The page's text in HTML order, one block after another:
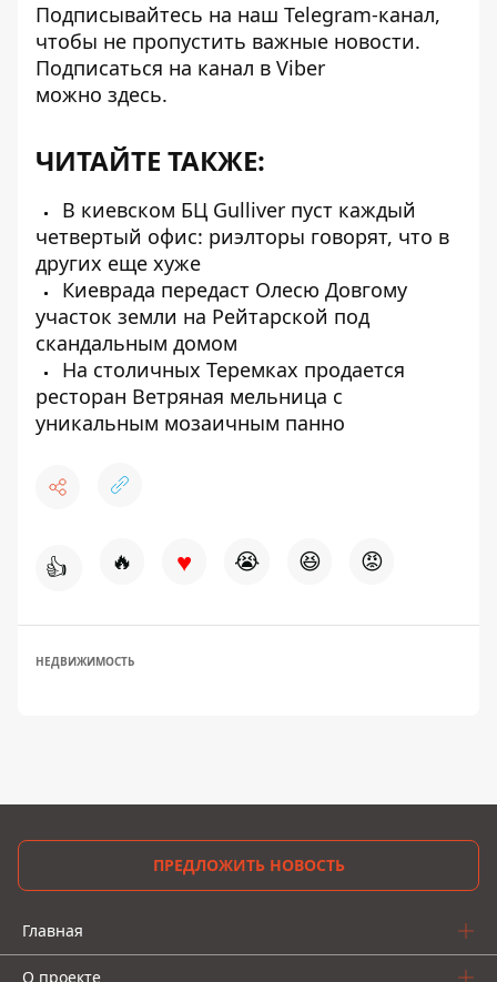
Подписывайтесь на наш Telegram-канал,
чтобы не пропустить важные новости.
Подписаться на канал в Viber
можно здесь.
ЧИТАЙТЕ ТАКЖЕ:
В киевском БЦ Gulliver пуст каждый
четвертый офис: риэлторы говорят, что в
других еще хуже
Киеврада передаст Олесю Довгому
участок земли на Рейтарской под
скандальным домом
На столичных Теремках продается
ресторан Ветряная мельница с
уникальным мозаичным панно
👍 🔥 ♥ 😭 😆 😡
НЕДВИЖИМОСТЬ
ПРЕДЛОЖИТЬ НОВОСТЬ
Главная
О проекте